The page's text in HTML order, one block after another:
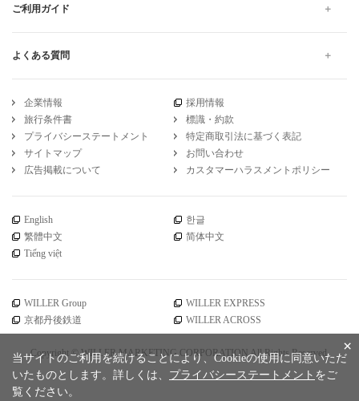
ご利用ガイド
よくある質問
企業情報
採用情報
旅行条件書
標識・約款
プライバシーステートメント
特定商取引法に基づく表記
サイトマップ
お問い合わせ
広告掲載について
カスタマーハラスメントポリシー
English
한글
繁體中文
简体中文
Tiếng việt
WILLER Group
WILLER EXPRESS
京都丹後鉄道
WILLER ACROSS
Copyright © WILLER MARKETING CORPORATION All Rights Reserved. ×
当サイトのご利用を続けることにより、Cookieの使用に同意いただ
いたものとします。詳しくは、 プライバシーステートメント をご
覧ください。